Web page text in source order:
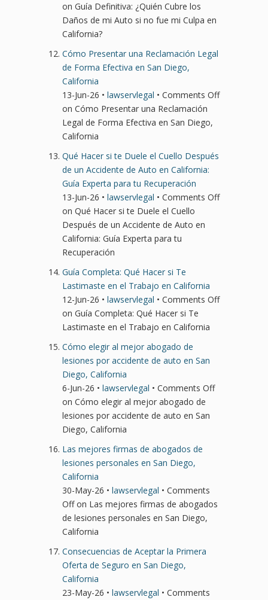
on Guía Definitiva: ¿Quién Cubre los
Daños de mi Auto si no fue mi Culpa en
California?
Cómo Presentar una Reclamación Legal
de Forma Efectiva en San Diego,
California
13-Jun-26 • lawservlegal • Comments Off
on Cómo Presentar una Reclamación
Legal de Forma Efectiva en San Diego,
California
Qué Hacer si te Duele el Cuello Después
de un Accidente de Auto en California:
Guía Experta para tu Recuperación
13-Jun-26 • lawservlegal • Comments Off
on Qué Hacer si te Duele el Cuello
Después de un Accidente de Auto en
California: Guía Experta para tu
Recuperación
Guía Completa: Qué Hacer si Te
Lastimaste en el Trabajo en California
12-Jun-26 • lawservlegal • Comments Off
on Guía Completa: Qué Hacer si Te
Lastimaste en el Trabajo en California
Cómo elegir al mejor abogado de
lesiones por accidente de auto en San
Diego, California
6-Jun-26 • lawservlegal • Comments Off
on Cómo elegir al mejor abogado de
lesiones por accidente de auto en San
Diego, California
Las mejores firmas de abogados de
lesiones personales en San Diego,
California
30-May-26 • lawservlegal • Comments
Offon Las mejores firmas de abogados
de lesiones personales en San Diego,
California
Consecuencias de Aceptar la Primera
Oferta de Seguro en San Diego,
California
23-May-26 • lawservlegal • Comments